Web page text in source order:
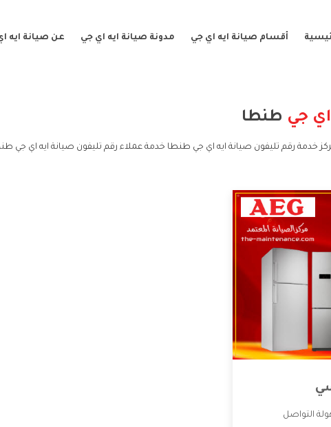
أقسام صيانة ايه اي جي مدونة صيانة ايه اي جي عن صيانة ايه
اي جي طنطا
خدمة رقم تليفون صيانة ايه اي جي طنطا خدمة عملاء رقم تليفون صيانة ايه اي جي
التواصل